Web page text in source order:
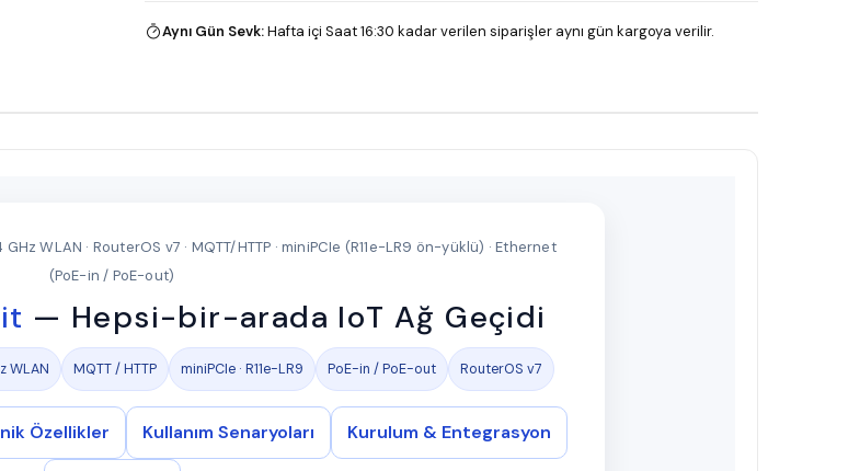
Aynı Gün Sevk:Hafta içi Saat 16:30 kadar verilen siparişler aynı gün kargoya verilir.
WLAN · RouterOS v7 · MQTT/HTTP · miniPCIe (R11e-LR9 ön-yüklü) · Ethernet
(PoE-in / PoE-out)
— Hepsi-bir-arada IoT Ağ Geçidi
WLAN MQTT / HTTP miniPCIe · R11e-LR9 PoE-in / PoE-out RouterOS v7
Özellikler Kullanım Senaryoları Kurulum & Entegrasyon